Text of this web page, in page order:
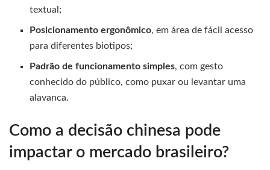
textual;
Posicionamento ergonômico, em área de fácil acesso
para diferentes biotipos;
Padrão de funcionamento simples, com gesto
conhecido do público, como puxar ou levantar uma
alavanca.
Como a decisão chinesa pode
impactar o mercado brasileiro?